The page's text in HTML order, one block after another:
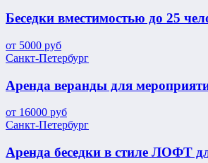
Беседки вместимостью до 25
от 5000 руб
Санкт-Петербург
Аренда веранды для
от 16000 руб
Санкт-Петербург
Аренда беседки в стиле ЛОФТ